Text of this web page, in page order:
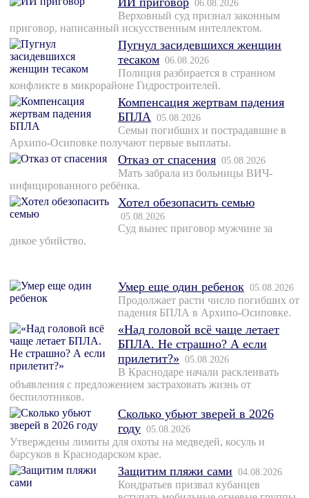
06.08.2026
Верховный суд признал законным
приговор, написанный искусственным интеллектом.
Пугнул засидевшихся женщин
тесаком 06.08.2026
Полиция разбирается в странном
конфликте в микрорайоне Гидростроителей.
Компенсация жертвам падения
БПЛА 05.08.2026
Семьи погибших и пострадавшие в
Архипо-Осиповке получают первые выплаты.
Отказ от спасения 05.08.2026
Мать забрала из больницы ВИЧ-
инфицированного ребёнка.
Хотел обезопасить семью
05.08.2026
Суд вынес приговор мужчине за
дикое убийство.
Умер еще один ребенок 05.08.2026
Продолжает расти число погибших от
падения БПЛА в Архипо-Осиповке.
«Над головой всё чаще летает
БПЛА. Не страшно? А если
прилетит?» 05.08.2026
В Краснодаре начали расклеивать
объявления с предложением застраховать жизнь от
беспилотников.
Сколько убьют зверей в 2026
году 05.08.2026
Утверждены лимиты для охоты на медведей, косуль и
барсуков в Краснодарском крае.
Защитим пляжи сами 04.08.2026
Кондратьев призвал кубанцев